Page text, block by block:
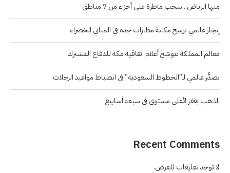
منها الرياض.. سحب ماطرة على أجزاء من 7 مناطق
إنجاز عالمي يرسخ مكانة مطارات جدة في المباني الخضراء
معالم المملكة تتوشح أعلام اتفاقية مكة للدفاع المشترك
تصدُّر عالمي لـ”الخطوط السعودية” في انضباط مواعيد الرحلات
الذهب يقفز لأعلى مستوى في سبعة أسابيع
Recent Comments
لا توجد تعليقات للعرض.